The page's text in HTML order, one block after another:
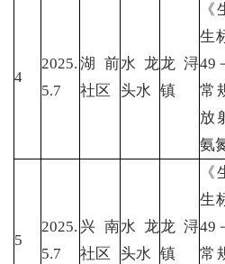
4
2025.
5.7
湖前
社区
水龙
头水
龙浔
镇
生
49
常
放
氨
5
2025.
5.7
兴南
社区
水龙
头水
龙浔
镇
生
49
常